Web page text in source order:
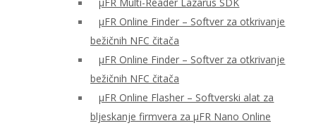
μFR Online Finder – Softver za otkrivanje
bežičnih NFC čitača
μFR Online Finder – Softver za otkrivanje
bežičnih NFC čitača
μFR Online Flasher – Softverski alat za
bljeskanje firmvera za μFR Nano Online